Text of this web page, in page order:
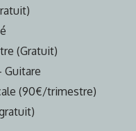
(Gratuit)
Guitare
(90€/trimestre)